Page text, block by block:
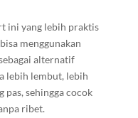
ini yang lebih praktis
menggunakan
alternatif
lebih lembut, lebih
pas, sehingga cocok
ribet.